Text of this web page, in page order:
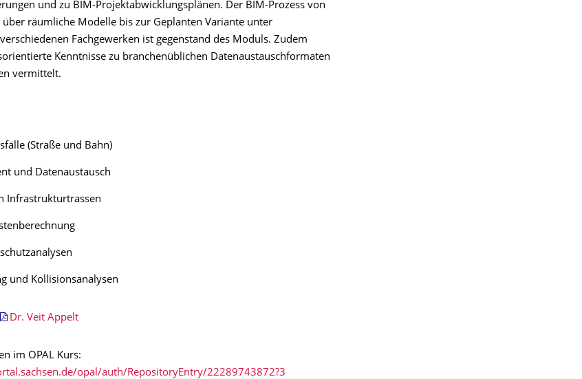
und zu BIM-Projektabwicklungsplänen. Der BIM-Prozess von
räumliche Modelle bis zur Geplanten Variante unter
Fachgewerken ist gegenstand des Moduls. Zudem
Kenntnisse zu branchenüblichen Datenaustauschformaten
vermittelt.
(Straße und Bahn)
und Datenaustausch
Infrastrukturtrassen
und Kollisionsanalysen
Dr. Veit Appelt
im OPAL Kurs:
opal/auth/RepositoryEntry/22289743872?3